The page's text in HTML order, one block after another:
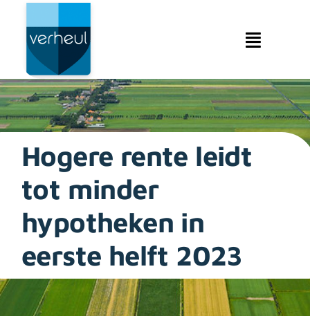
inhoud
Toggle
Makelaardij
Hypotheken
Verzekeringen
Over ons & beleid
Hogere rente leidt
tot minder
hypotheken in
eerste helft 2023